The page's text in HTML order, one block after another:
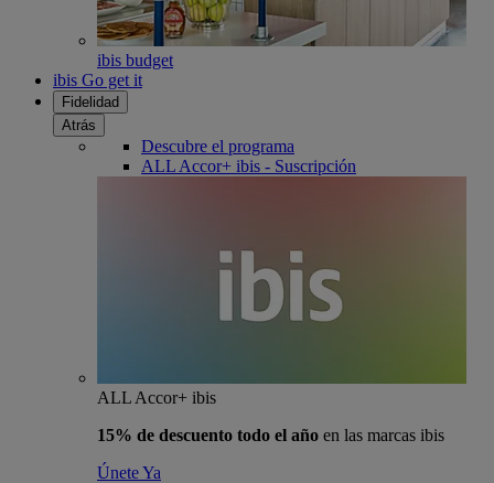
ibis budget
ibis Go get it
Fidelidad
Atrás
Descubre el programa
ALL Accor+ ibis - Suscripción
ALL Accor+ ibis
15% de descuento todo el año en las marcas ibis
Únete Ya